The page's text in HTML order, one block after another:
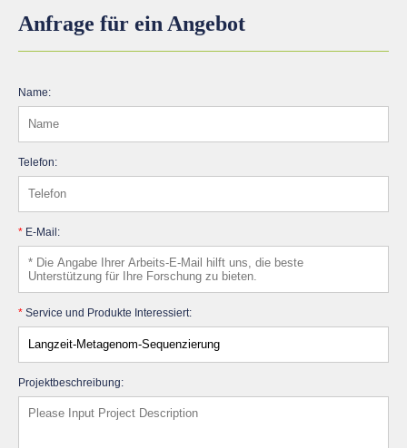
Anfrage für ein Angebot
Name:
Telefon:
* E-Mail:
* Service und Produkte Interessiert:
Projektbeschreibung: